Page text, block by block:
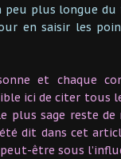
plus longue du
en saisir les
et chaque
ici de citer tous
sage reste de
dit dans cet
être sous